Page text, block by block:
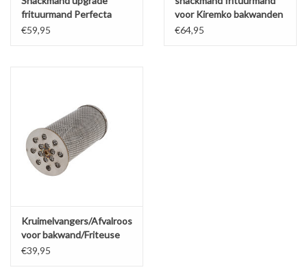
frituurmand Perfecta
Kiremko Florigo De
€59,95
voor Kiremko bakwanden
nieuw
€64,95
Kruimelvangers/Afvalroosters
voor bakwand/Friteuse
(Nieuw)
€39,95